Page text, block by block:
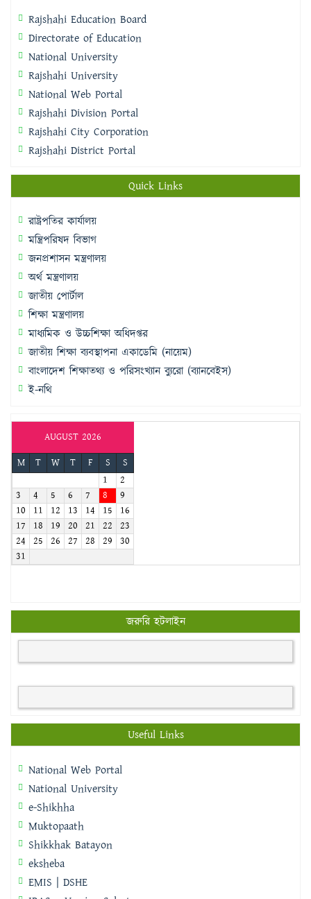
Rajshahi Education Board
Directorate of Education
National University
Rajshahi University
National Web Portal
Rajshahi Division Portal
Rajshahi City Corporation
Rajshahi District Portal
Quick Links
রাষ্ট্রপতির কার্যালয়
মন্ত্রিপরিষদ বিভাগ
জনপ্রশাসন মন্ত্রণালয়
অর্থ মন্ত্রণালয়
জাতীয় পোর্টাল
শিক্ষা মন্ত্রণালয়
মাধ্যমিক ও উচ্চশিক্ষা অধিদপ্তর
জাতীয় শিক্ষা ব্যবস্থাপনা একাডেমি (নায়েম)
বাংলাদেশ শিক্ষাতথ্য ও পরিসংখ্যান ব্যুরো (ব্যানবেইস)
ই-নথি
AUGUST 2026
M
T W T F S
S
1
2
3
4 5 6 7 8
9
10
11 12 13 14 15
16
17
18 19 20 21 22 23
24 25 26 27 28 29 30
31
জরুরি হটলাইন
Useful Links
National Web Portal
National University
e-Shikhha
Muktopaath
Shikkhak Batayon
eksheba
EMIS | DSHE